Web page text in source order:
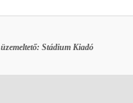
üzemeltető: Stádium Kiadó